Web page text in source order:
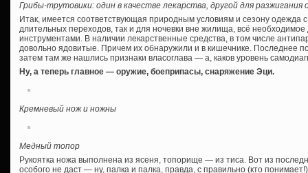
Грибы-трутовики: один в качестве лекарства, другой для разжигания
Итак, имеется соответствующая природным условиям и сезону одежда
длительных переходов, так и для ночевки вне жилища, всё
инструментами. В наличии лекарственные средства, в том числе
довольно ядовитые. Причем их обнаружили и в кишечнике. Последнее
затем там же нашлись признаки власоглава — а, каков уровень
Ну, а теперь главное — оружие, боеприпасы, снаряжение Эци.
Кремневый нож и ножны
Медный топор
Рукоятка ножа выполнена из ясеня, топорище — из тиса. Вот из
особого не даст — ну, палка и палка, правда, с правильно (кто